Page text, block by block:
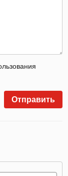
Отправить